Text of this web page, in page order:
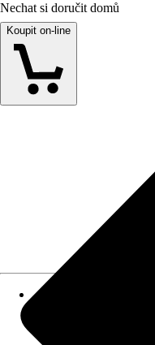
Nechat si doručit domů
Koupit on-line